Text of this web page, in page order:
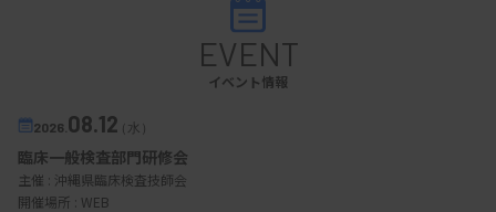
EVENT
イベント情報
2026. 08.12（水）
臨床一般検査部門研修会
主催 : 沖縄県臨床検査技師会
開催場所 : WEB